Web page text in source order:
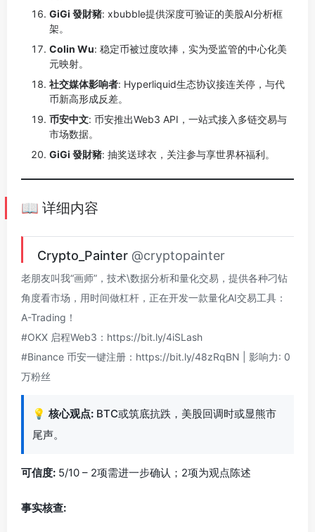
GiGi 發財豬: xbubble提供深度可验证的美股AI分析框
架。
Colin Wu: 稳定币被过度吹捧，实为受监管的中心化美
元映射。
社交媒体影响者: Hyperliquid生态协议接连关停，与代
币新高形成反差。
币安中文: 币安推出Web3 API，一站式接入多链交易与
市场数据。
GiGi 發財豬: 抽奖送球衣，关注参与享世界杯福利。
📖 详细内容
Crypto_Painter @cryptopainter
老朋友叫我“画师”，技术\数据分析和量化交易，提供各种刁钻
角度看市场，用时间做杠杆，正在开发一款量化AI交易工具：
A-Trading！
#OKX 启程Web3：https://bit.ly/4iSLash
#Binance 币安一键注册：https://bit.ly/48zRqBN | 影响力: 0
万粉丝
💡 核心观点: BTC或筑底抗跌，美股回调时或显熊市
尾声。
可信度: 5/10 – 2项需进一步确认；2项为观点陈述
事实核查: